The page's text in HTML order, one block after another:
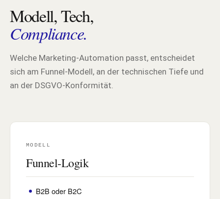
Modell, Tech,
Compliance.
Welche Marketing-Automation passt, entscheidet
sich am Funnel-Modell, an der technischen Tiefe und
an der DSGVO-Konformität.
MODELL
Funnel-Logik
B2B oder B2C